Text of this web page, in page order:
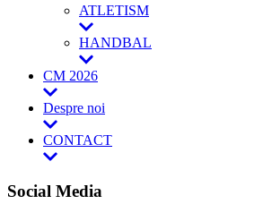
ATLETISM
HANDBAL
CM 2026
Despre noi
CONTACT
Social Media